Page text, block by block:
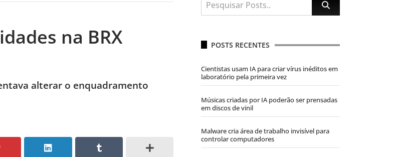
na BRX
alterar o enquadramento
POSTS RECENTES
Cientistas usam IA para criar vírus inéditos em
laboratório pela primeira vez
Músicas criadas por IA poderão ser prensadas
em discos de vinil
Malware cria área de trabalho invisível para
controlar computadores